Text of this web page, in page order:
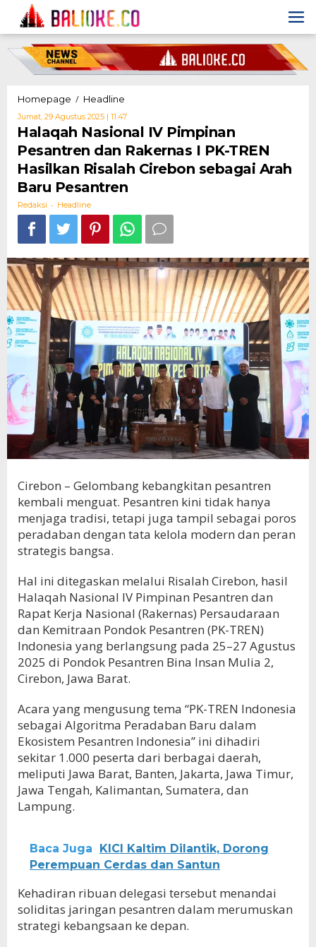
content
Homepage / Headline
Nasional
IV
Pimpinan
Pesantren
dan
Rakernas
I
TREN
Hasilkan
Risalah
sebagai
Arah
Baru
Pesantren
Jumat, 29 Agustus 2025 | 11:47Oleh
Redaksi
Halaqah Nasional IV Pimpinan
Pesantren dan Rakernas I PK-TREN
Hasilkan Risalah Cirebon sebagai Arah
Baru Pesantren
Redaksi - Headline
Cirebon – Gelombang kebangkitan pesantren
kembali menguat. Pesantren kini tidak hanya
menjaga tradisi, tetapi juga tampil sebagai poros
peradaban dengan tata kelola modern dan peran
strategis bangsa.
Hal ini ditegaskan melalui Risalah Cirebon, hasil
Halaqah Nasional IV Pimpinan Pesantren dan
Rapat Kerja Nasional (Rakernas) Persaudaraan
dan Kemitraan Pondok Pesantren (PK-TREN)
Indonesia yang berlangsung pada 25–27 Agustus
2025 di Pondok Pesantren Bina Insan Mulia 2,
Cirebon, Jawa Barat.
Acara yang mengusung tema “PK-TREN Indonesia
sebagai Algoritma Peradaban Baru dalam
Ekosistem Pesantren Indonesia” ini dihadiri
sekitar 1.000 peserta dari berbagai daerah,
meliputi Jawa Barat, Banten, Jakarta, Jawa Timur,
Jawa Tengah, Kalimantan, Sumatera, dan
Lampung.
Baca Juga
KICI Kaltim Dilantik, Dorong
Perempuan Cerdas dan Santun
Kehadiran ribuan delegasi tersebut menandai
soliditas jaringan pesantren dalam merumuskan
strategi kebangsaan ke depan.